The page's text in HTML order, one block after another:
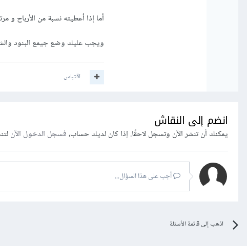
أما إذا أعطيته نسبة من
ويجب عليك وضع جيمع البنود
اقتباس
انضم إلى النقاش
يمكنك أن تنشر الآن وتسجل لاحقًا. إذا كان لديك حساب،فسجل الدخول الآن
أجب على هذا السؤال...
اذهب إلى قائمة الأسئلة